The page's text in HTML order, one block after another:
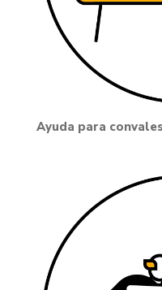
Ayuda para